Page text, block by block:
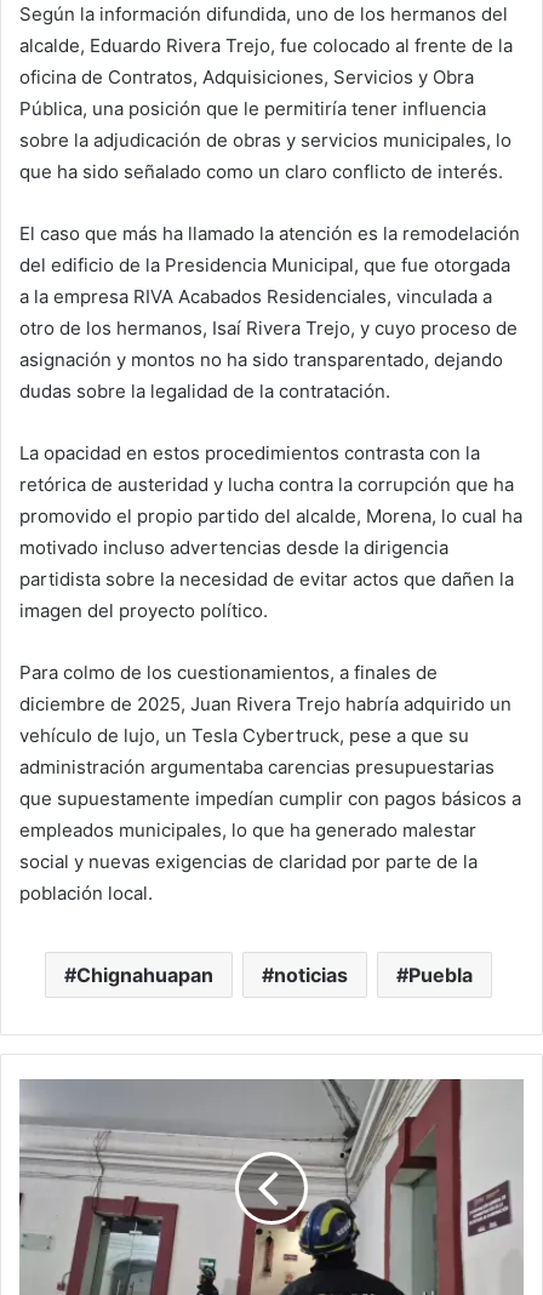
Según la información difundida, uno de los hermanos del
alcalde, Eduardo Rivera Trejo, fue colocado al frente de la
oficina de Contratos, Adquisiciones, Servicios y Obra
Pública, una posición que le permitiría tener influencia
sobre la adjudicación de obras y servicios municipales, lo
que ha sido señalado como un claro conflicto de interés.
El caso que más ha llamado la atención es la remodelación
del edificio de la Presidencia Municipal, que fue otorgada
a la empresa RIVA Acabados Residenciales, vinculada a
otro de los hermanos, Isaí Rivera Trejo, y cuyo proceso de
asignación y montos no ha sido transparentado, dejando
dudas sobre la legalidad de la contratación.
La opacidad en estos procedimientos contrasta con la
retórica de austeridad y lucha contra la corrupción que ha
promovido el propio partido del alcalde, Morena, lo cual ha
motivado incluso advertencias desde la dirigencia
partidista sobre la necesidad de evitar actos que dañen la
imagen del proyecto político.
Para colmo de los cuestionamientos, a finales de
diciembre de 2025, Juan Rivera Trejo habría adquirido un
vehículo de lujo, un Tesla Cybertruck, pese a que su
administración argumentaba carencias presupuestarias
que supuestamente impedían cumplir con pagos básicos a
empleados municipales, lo que ha generado malestar
social y nuevas exigencias de claridad por parte de la
población local.
Chignahuapan noticias Puebla